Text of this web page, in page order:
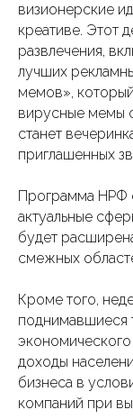
визионерские
креативе. Этот
развлечения,
лучших
мемов»,
вирусные мемы
станет
приглашенных
Программа НРФ
актуальные
будет
смежных
Кроме того,
поднимавшиеся
доходы
бизнеса в
компаний при